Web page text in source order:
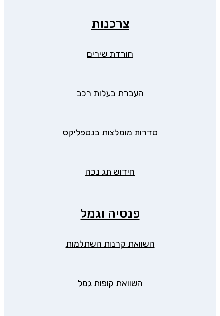
צרכנות
הורדת שירים
העברת בעלות רכב
סדרות מומלצות בנטפליקס
חידוש תג נכה
פנסיה וגמל
השוואת קרנות השתלמות
השוואת קופות גמל